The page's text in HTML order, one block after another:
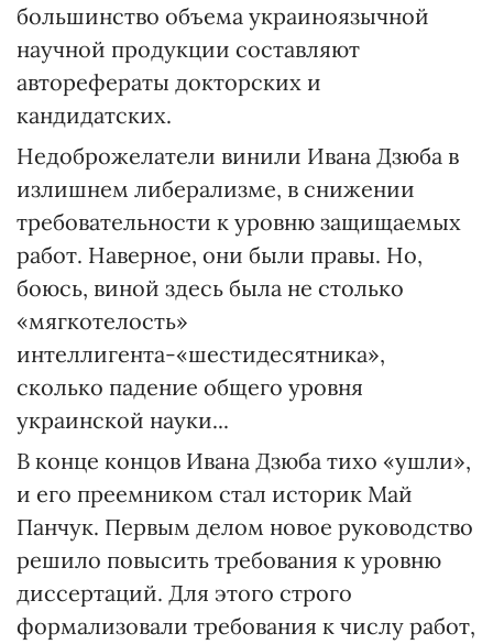
большинство объема украиноязычной
научной продукции составляют
авторефераты докторских и
кандидатских.
Недоброжелатели винили Ивана Дзюба в
излишнем либерализме, в снижении
требовательности к уровню защищаемых
работ. Наверное, они были правы. Но,
боюсь, виной здесь была не столько
«мягкотелость»
интеллигента-«шестидесятника»,
сколько падение общего уровня
украинской науки...
В конце концов Ивана Дзюба тихо «ушли»,
и его преемником стал историк Май
Панчук. Первым делом новое руководство
решило повысить требования к уровню
диссертаций. Для этого строго
формализовали требования к числу работ,